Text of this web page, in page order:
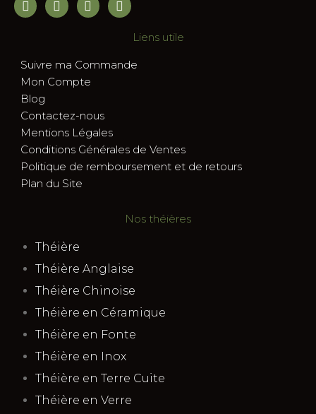
Liens utile
Suivre ma Commande
Mon Compte
Blog
Contactez-nous
Mentions Légales
Conditions Générales de Ventes
Politique de remboursement et de retours
Plan du Site
Nos théières
Théière
Théière Anglaise
Théière Chinoise
Théière en Céramique
Théière en Fonte
Théière en Inox
Théière en Terre Cuite
Théière en Verre